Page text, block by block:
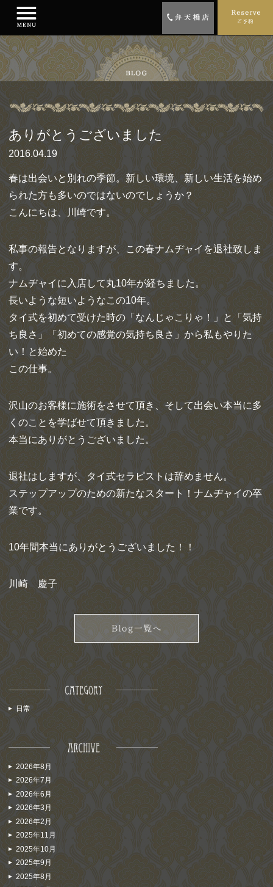
ありがとうございました
2016.04.19
春は出会いと別れの季節。新しい環境、新しい生活を始め
られた方も多いのではないのでしょうか？
こんにちは、川崎です。
私事の報告となりますが、この春ナムヂャイを退社致しま
す。
ナムヂャイに入店して丸10年が経ちました。
長いような短いようなこの10年。
タイ式を初めて受けた時の「なんじゃこりゃ！」と「気持
ち良さ」「初めての感覚の気持ち良さ」から私もやりた
い！と始めた
この仕事。
沢山のお客様に施術をさせて頂き、そして出会い本当に多
くのことを学ばせて頂きました。
本当にありがとうございました。
退社はしますが、タイ式セラピストは辞めません。
ステップアップのための新たなスタート！ナムヂャイの卒
業です。
10年間本当にありがとうございました！！
川崎 慶子
日常
2026年8月
2026年7月
2026年6月
2026年3月
2026年2月
2025年11月
2025年10月
2025年9月
2025年8月